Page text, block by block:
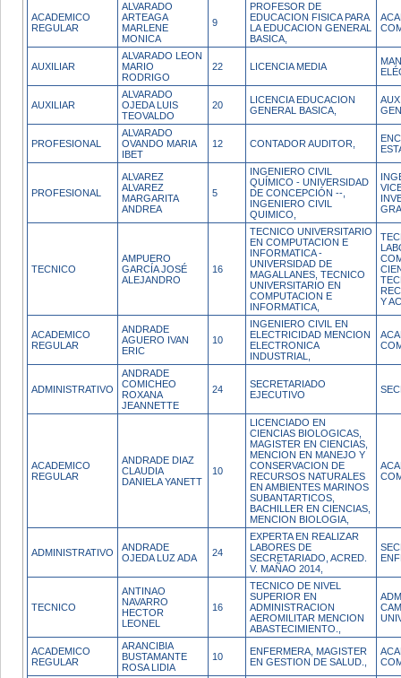
ACADEMICO
REGULAR
ALVARADO
ARTEAGA
MARLENE
MONICA
9
PROFESOR DE
EDUCACION FISICA PARA
LA EDUCACION GENERAL
BASICA,
AUXILIAR
ALVARADO LEON
MARIO
RODRIGO
22 LICENCIA MEDIA
AUXILIAR
ALVARADO
OJEDA LUIS
TEOVALDO
20
LICENCIA EDUCACION
GENERAL BASICA,
PROFESIONAL
ALVARADO
OVANDO MARIA
IBET
12 CONTADOR AUDITOR,
PROFESIONAL
ALVAREZ
ALVAREZ
MARGARITA
ANDREA
5
INGENIERO CIVIL
QUÍMICO - UNIVERSIDAD
DE CONCEPCIÓN --,
INGENIERO CIVIL
QUIMICO,
TECNICO
AMPUERO
GARCÍA JOSÉ
ALEJANDRO
16
TECNICO UNIVERSITARIO
EN COMPUTACION E
INFORMATICA -
UNIVERSIDAD DE
MAGALLANES, TECNICO
UNIVERSITARIO EN
COMPUTACION E
INFORMATICA,
Y
ACADEMICO
REGULAR
ANDRADE
AGUERO IVAN
ERIC
10
INGENIERO CIVIL EN
ELECTRICIDAD MENCION
ELECTRONICA
INDUSTRIAL,
ADMINISTRATIVO
ANDRADE
COMICHEO
ROXANA
JEANNETTE
24
SECRETARIADO
EJECUTIVO
ACADEMICO
REGULAR
ANDRADE DIAZ
CLAUDIA
DANIELA YANETT
10
LICENCIADO EN
CIENCIAS BIOLOGICAS,
MAGISTER EN CIENCIAS,
MENCION EN MANEJO Y
CONSERVACION DE
RECURSOS NATURALES
EN AMBIENTES MARINOS
SUBANTARTICOS,
BACHILLER EN CIENCIAS,
MENCION BIOLOGIA,
ADMINISTRATIVO
ANDRADE
OJEDA LUZ ADA
24
EXPERTA EN REALIZAR
LABORES DE
SECRETARIADO, ACRED.
V. MAÑAO 2014,
TECNICO
ANTINAO
NAVARRO
HECTOR
LEONEL
16
TECNICO DE NIVEL
SUPERIOR EN
ADMINISTRACION
AEROMILITAR MENCION
ABASTECIMIENTO.,
ACADEMICO
REGULAR
ARANCIBIA
BUSTAMANTE
ROSA LIDIA
10
ENFERMERA, MAGISTER
EN GESTION DE SALUD.,